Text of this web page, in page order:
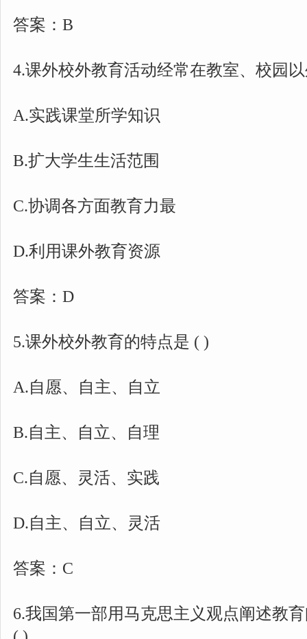
答案：B
4.课外校外教育活动经常在教室、校园
A.实践课堂所学知识
B.扩大学生生活范围
C.协调各方面教育力最
D.利用课外教育资源
答案：D
5.课外校外教育的特点是 ( )
A.自愿、自主、自立
B.自主、自立、自理
C.自愿、灵活、实践
D.自主、自立、灵活
答案：C
6.我国第一部用马克思主义观点阐述教